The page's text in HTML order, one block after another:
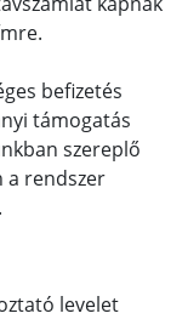
befizetés
támogatás
szereplő
a rendszer
levelet